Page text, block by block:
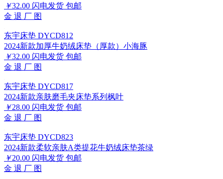
￥32.00 闪电发货 包邮
金 退 厂 图
东宇床垫 DYCD812
2024新款加厚牛奶绒床垫（厚款）小海豚
￥32.00 闪电发货 包邮
金 退 厂 图
东宇床垫 DYCD817
2024新款亲肤磨毛夹床垫系列枫叶
￥28.00 闪电发货 包邮
金 退 厂 图
东宇床垫 DYCD823
2024新款柔软亲肤A类提花牛奶绒床垫茶绿
￥20.00 闪电发货 包邮
金 退 厂 图